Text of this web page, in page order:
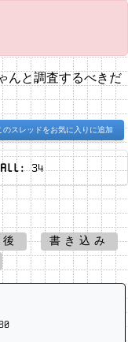
んと調査するべきだ
のスレッドをお気に入りに追加
All:34
書き込み